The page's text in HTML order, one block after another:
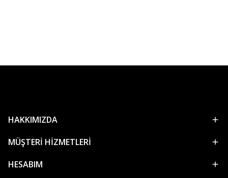
HAKKIMIZDA
MÜŞTERİ HİZMETLERİ
HESABIM